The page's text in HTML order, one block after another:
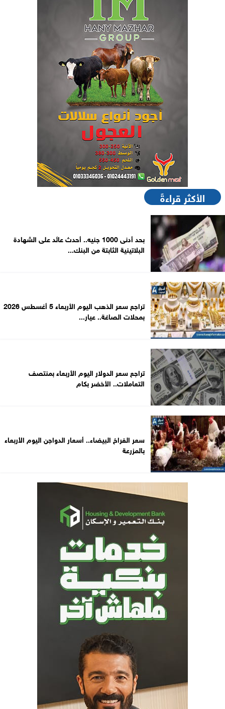
الأكثر قراءةً
بحد أدنى 1000 جنيه.. أحدث عائد على الشهادة
البلاتينية الثابتة من البنك...
تراجع سعر الذهب اليوم الأربعاء 5 أغسطس 2026
بمحلات الصاغة.. عيار...
تراجع سعر الدولار اليوم الأربعاء بمنتصف
التعاملات.. الأخضر بكام
سعر الفراخ البيضاء.. أسعار الدواجن اليوم الأربعاء
بالمزرعة